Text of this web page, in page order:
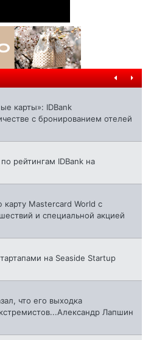
карты»: IDBank
с бронированием отелей
рейтингам IDBank на
карту Mastercard World с
и специальной акцией
на Seaside Startup
что его выходка
Лапшин